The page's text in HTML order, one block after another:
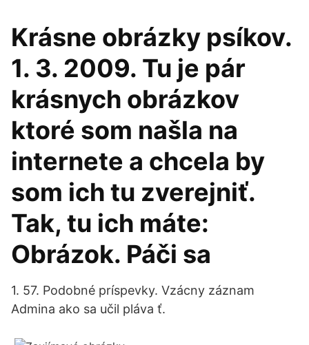
Krásne obrázky psíkov.
1. 3. 2009. Tu je pár
krásnych obrázkov
ktoré som našla na
internete a chcela by
som ich tu zverejniť.
Tak, tu ich máte:
Obrázok. Páči sa
1. 57. Podobné príspevky. Vzácny záznam
Admina ako sa učil pláva ť.